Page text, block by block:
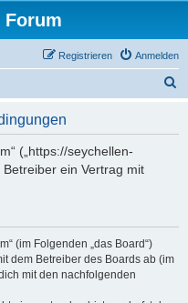
Forum
Anmelden
Registrieren
(„https://seychellen-
ein Vertrag mit
(im Folgenden „das Board“)
dem Betreiber des Boards ab (im
mit den nachfolgenden